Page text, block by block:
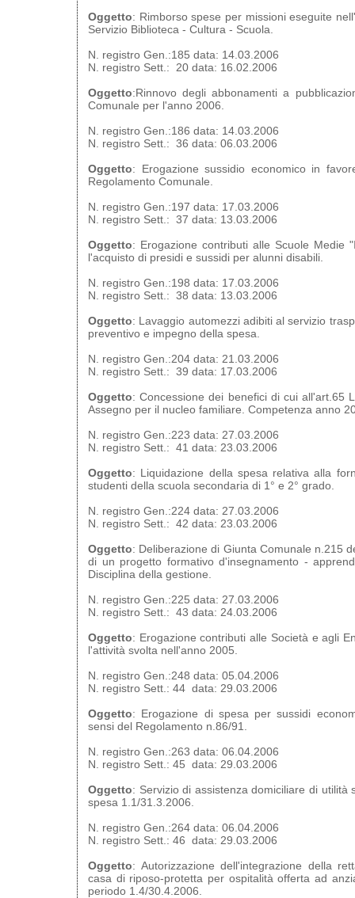
Oggetto: Rimborso spese per missioni eseguite
Servizio Biblioteca - Cultura - Scuola.
N. registro Gen.:185 data: 14.03.2006
N. registro Sett.: 20 data: 16.02.2006
Oggetto:Rinnovo degli abbonamenti a
Comunale per l'anno 2006.
N. registro Gen.:186 data: 14.03.2006
N. registro Sett.: 36 data: 06.03.2006
Oggetto: Erogazione sussidio economico in
Regolamento Comunale.
N. registro Gen.:197 data: 17.03.2006
N. registro Sett.: 37 data: 13.03.2006
Oggetto: Erogazione contributi alle Scuole Medie
l'acquisto di presidi e sussidi per alunni disabili.
N. registro Gen.:198 data: 17.03.2006
N. registro Sett.: 38 data: 13.03.2006
Oggetto: Lavaggio automezzi adibiti al servizio
preventivo e impegno della spesa.
N. registro Gen.:204 data: 21.03.2006
N. registro Sett.: 39 data: 17.03.2006
Oggetto: Concessione dei benefici di cui all'art.65
Assegno per il nucleo familiare. Competenza anno
N. registro Gen.:223 data: 27.03.2006
N. registro Sett.: 41 data: 23.03.2006
Oggetto: Liquidazione della spesa relativa alla
studenti della scuola secondaria di 1° e 2° grado.
N. registro Gen.:224 data: 27.03.2006
N. registro Sett.: 42 data: 23.03.2006
Oggetto: Deliberazione di Giunta Comunale n.215
di un progetto formativo d'insegnamento -
Disciplina della gestione.
N. registro Gen.:225 data: 27.03.2006
N. registro Sett.: 43 data: 24.03.2006
Oggetto: Erogazione contributi alle Società e agli
l'attività svolta nell'anno 2005.
N. registro Gen.:248 data: 05.04.2006
N. registro Sett.: 44 data: 29.03.2006
Oggetto: Erogazione di spesa per sussidi
sensi del Regolamento n.86/91.
N. registro Gen.:263 data: 06.04.2006
N. registro Sett.: 45 data: 29.03.2006
Oggetto: Servizio di assistenza domiciliare di utilità
spesa 1.1/31.3.2006.
N. registro Gen.:264 data: 06.04.2006
N. registro Sett.: 46 data: 29.03.2006
Oggetto: Autorizzazione dell'integrazione della
casa di riposo-protetta per ospitalità offerta ad
periodo 1.4/30.4.2006.